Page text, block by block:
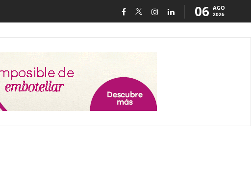
06 AGO
2026